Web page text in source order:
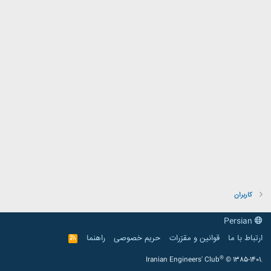
کاربران
ارتباط با ما
قوانین و مقرّرات حریم خصوصی راهنما
R
S
Iranian Engineers' Club® © 1385-1401.